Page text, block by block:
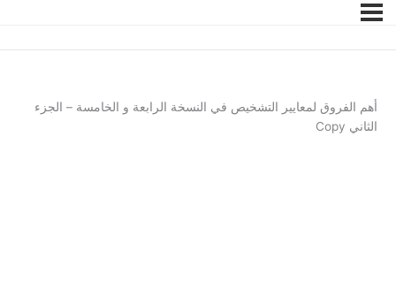
أهم الفروق لمعايير التشخيص في النسخة الرابعة و الخامسة – الجزء
الثاني Copy